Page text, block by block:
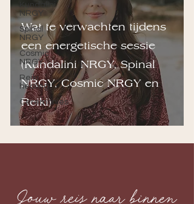
Kundalini
NRGY
Spinal
NRGY
Cosmic
NRGY
Reiki
healing
Ceremonies
Wat te verwachten tijdens
een energetische sessie
(Kundalini NRGY, Spinal
NRGY, Cosmic NRGY en
Reiki)
Jouw reis naar binnen